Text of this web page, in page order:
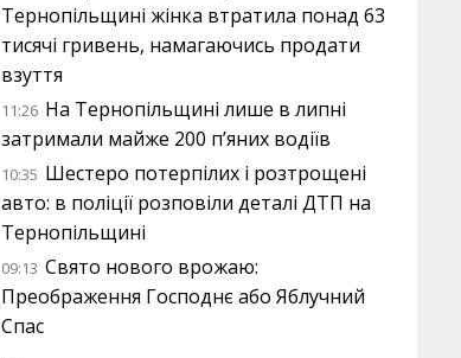
Тернопільщині жінка втратила понад 63
тисячі гривень, намагаючись продати
взуття
11:26 На Тернопільщині лише в липні
затримали майже 200 п’яних водіїв
10:35 Шестеро потерпілих і розтрощені
авто: в поліції розповіли деталі ДТП на
Тернопільщині
09:13 Свято нового врожаю:
Преображення Господнє або Яблучний
Спас